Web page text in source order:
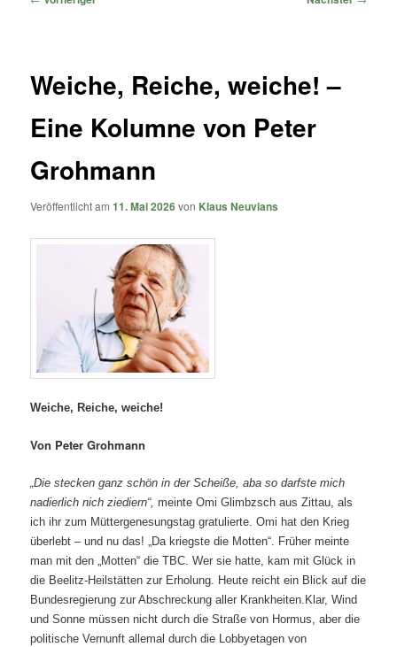
Weiche, Reiche, weiche! –
Eine Kolumne von Peter
Grohmann
Veröffentlicht am11. Mai 2026von Klaus Neuvians
Weiche, Reiche, weiche!
Von Peter Grohmann
„Die stecken ganz schön in der Scheiße, aba so darfste mich
nadierlich nich ziediern“, meinte Omi Glimbzsch aus Zittau, als
ich ihr zum Müttergenesungstag gratulierte. Omi hat den Krieg
überlebt – und nu das! „Da kriegste die Motten“. Früher meinte
man mit den „Motten“ die TBC. Wer sie hatte, kam mit Glück in
die Beelitz-Heilstätten zur Erholung. Heute reicht ein Blick auf die
Bundesregierung zur Abschreckung aller Krankheiten. Klar, Wind
und Sonne müssen nicht durch die Straße von Hormus, aber die
politische Vernunft allemal durch die Lobbyetagen von